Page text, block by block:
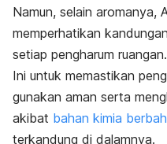
Namun, selain aromanya,
memperhatikan
setiap pengharum ruangan.
Ini untuk memastikan
gunakan aman serta
akibat bahan kimia
terkandung di dalamnya.